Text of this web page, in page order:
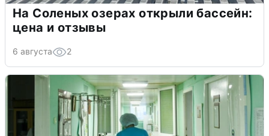
На Соленых озерах открыли бассейн:
цена и отзывы
6 августа 2